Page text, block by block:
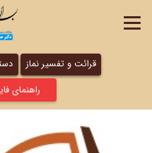
قرائت و تفسیر نماز
راهنمای